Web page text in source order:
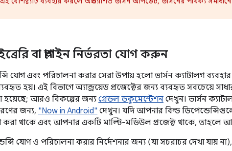
বা প্লাগইন নির্ভরতা যোগ করুন
যোগ এবং পরিচালনা করার সেরা উপায় হলো ভার্সন ক্যাটালগ
হয়। এই বিভাগে অ্যান্ড্রয়েড প্রজেক্টের জন্য ব্যবহৃত সবচেয়ে
আরও বিকল্পের জন্যগ্রেডল ডকুমেন্টেশন দেখুন। ভার্সন
জন্য, "Now in Android" দেখুন। যদি আপনার বিল্ড
থাকে এবং আপনার একটি মাল্টি-মডিউল প্রজেক্ট থাকে, তাহলে
যোগ ও পরিচালনা করার নির্দেশনার জন্য (যা সচরাচর দেখা যায় না),